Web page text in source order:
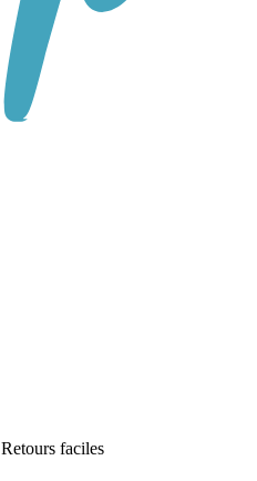
Retours faciles